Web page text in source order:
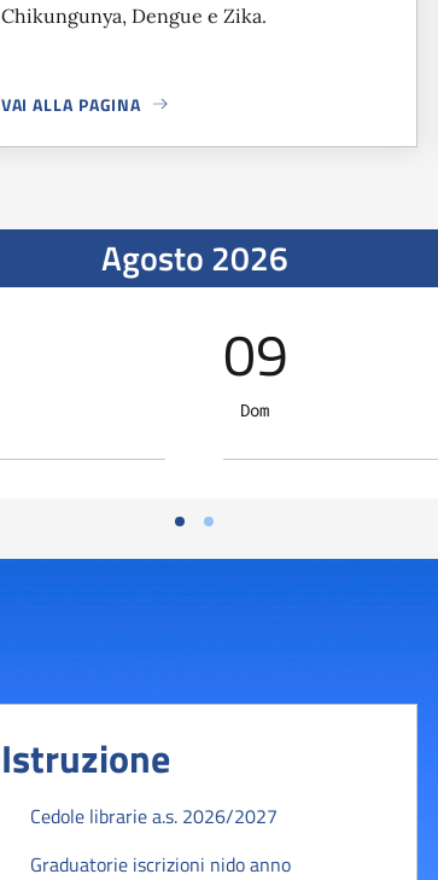
Chikungunya, Dengue e Zika.
VAI ALLA PAGINA
A PROPOSITO DIVIAGGI ALL’ESTERO: LE
Agosto 2026
09
Dom
Istruzione
Cedole librarie a.s. 2026/2027
Graduatorie iscrizioni nido anno